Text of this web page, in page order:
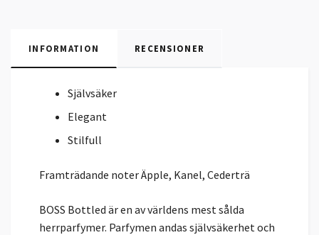
INFORMATION RECENSIONER
Självsäker
Elegant
Stilfull
Framträdande noterÄpple, Kanel, Cederträ
BOSS Bottled är en av världens mest sålda
herrparfymer. Parfymen andas självsäkerhet och